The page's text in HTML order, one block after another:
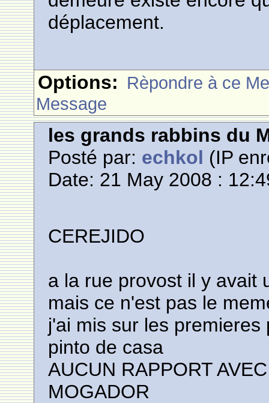
déplacement.
Options: Rèpondre à ce
Message
les grands rabbins du
Posté par: echkol (IP
Date: 21 May 2008 :
CEREJIDO
a la rue provost il y avait
mais ce n'est pas le
j'ai mis sur les
pinto de casa
AUCUN RAPPORT
MOGADOR